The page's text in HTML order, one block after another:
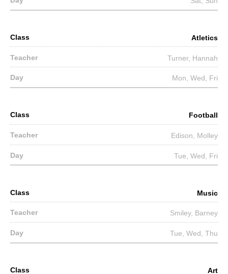
Atletics
Turner, Hannah
Mon, Wed, Fri
Football
Edison, Molley
Tue, Wed, Fri
Music
Smiley, Barney
Tue, Wed, Thu
Art